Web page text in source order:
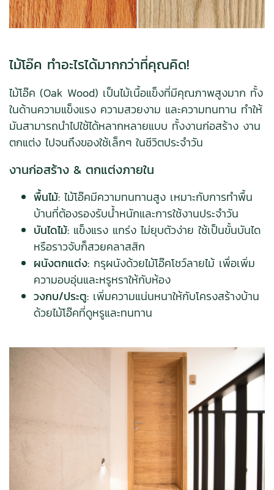
ไม้โอ๊ค ทำอะไรได้มากกว่าที่คุณคิด!
ไม้โอ๊ค (Oak Wood) เป็นไม้เนื้อแข็งที่มีคุณภาพสูงมาก ทั้ง
ในด้านความแข็งแรง ความสวยงาม และความทนทาน ทำให้
มันสามารถนำไปใช้ได้หลากหลายแบบ ทั้งงานก่อสร้าง งาน
ตกแต่ง ไปจนถึงของใช้เล็กๆ ในชีวิตประจำวัน
งานก่อสร้าง & ตกแต่งภายใน
พื้นไม้: ไม้โอ๊คมีความทนทานสูง เหมาะกับการทำพื้น
บ้านที่ต้องรองรับน้ำหนักและการใช้งานประจำวัน
บันไดไม้: แข็งแรง แกร่ง ไม่ยุบตัวง่าย ใช้เป็นขั้นบันได
หรือราวจับก็สวยคลาสสิก
ผนังตกแต่ง: กรุผนังด้วยไม้โอ๊คโชว์ลายไม้ เพื่อเพิ่ม
ความอบอุ่นและหรูหราให้กับห้อง
วงกบ/ประตู: เพิ่มความแน่นหนาให้กับโครงสร้างบ้าน
ด้วยไม้โอ๊คที่ดูหรูและทนทาน